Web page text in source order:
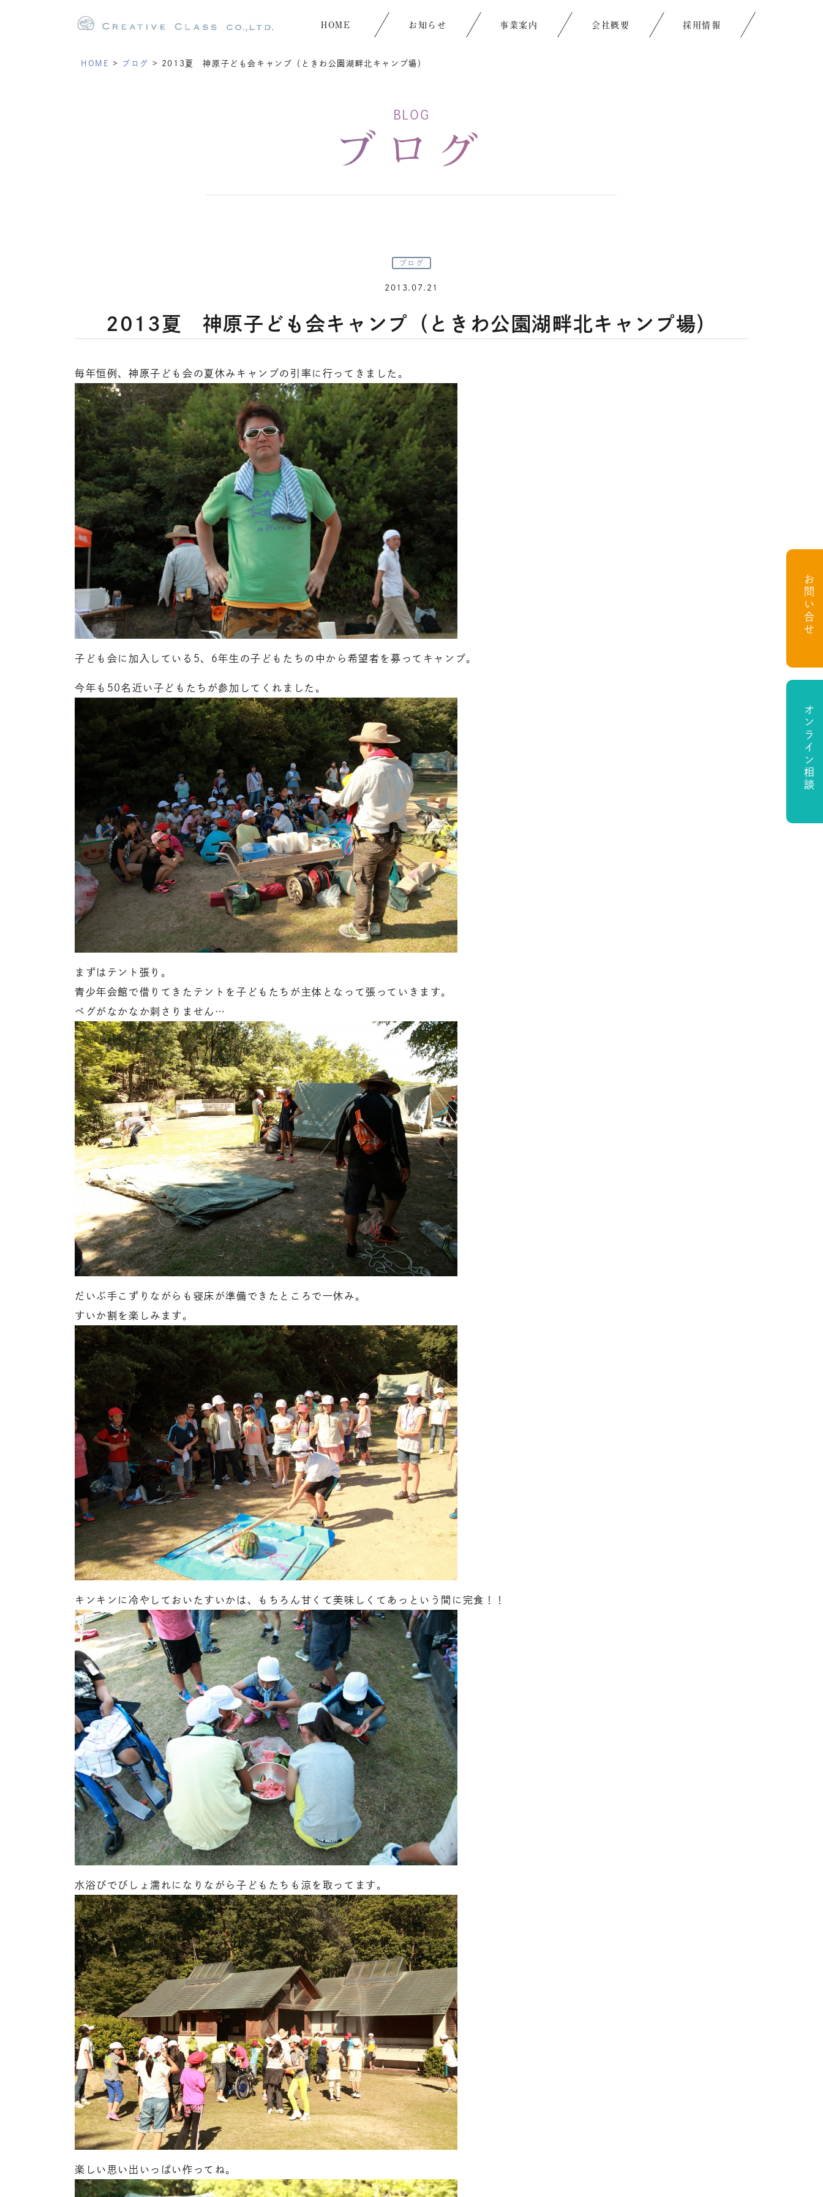
HOME お知らせ 事業案内 会社概要 採用情報
お問い合せ
オンライン相談
HOME > ブログ > 2013夏 神原子ども会キャンプ（ときわ公園湖畔北キャンプ場）
BLOG
ブログ
ブログ
2013.07.21
2013夏 神原子ども会キャンプ（ときわ公園湖畔北キャンプ場）
毎年恒例、神原子ども会の夏休みキャンプの引率に行ってきました。
子ども会に加入している5、6年生の子どもたちの中から希望者を募ってキャンプ。
今年も50名近い子どもたちが参加してくれました。
まずはテント張り。
青少年会館で借りてきたテントを子どもたちが主体となって張っていきます。
ペグがなかなか刺さりません…
だいぶ手こずりながらも寝床が準備できたところで一休み。
すいか割を楽しみます。
キンキンに冷やしておいたすいかは、もちろん甘くて美味しくてあっという間に完食！！
水浴びでびしょ濡れになりながら子どもたちも涼を取ってます。
楽しい思い出いっぱい作ってね。